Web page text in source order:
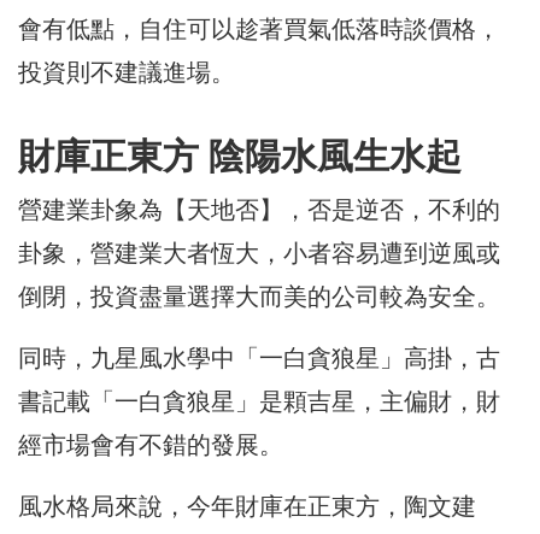
會有低點，自住可以趁著買氣低落時談價格，
投資則不建議進場。
財庫正東方 陰陽水風生水起
營建業卦象為【天地否】，否是逆否，不利的
卦象，營建業大者恆大，小者容易遭到逆風或
倒閉，投資盡量選擇大而美的公司較為安全。
同時，九星風水學中「一白貪狼星」高掛，古
書記載「一白貪狼星」是顆吉星，主偏財，財
經市場會有不錯的發展。
風水格局來說，今年財庫在正東方，陶文建